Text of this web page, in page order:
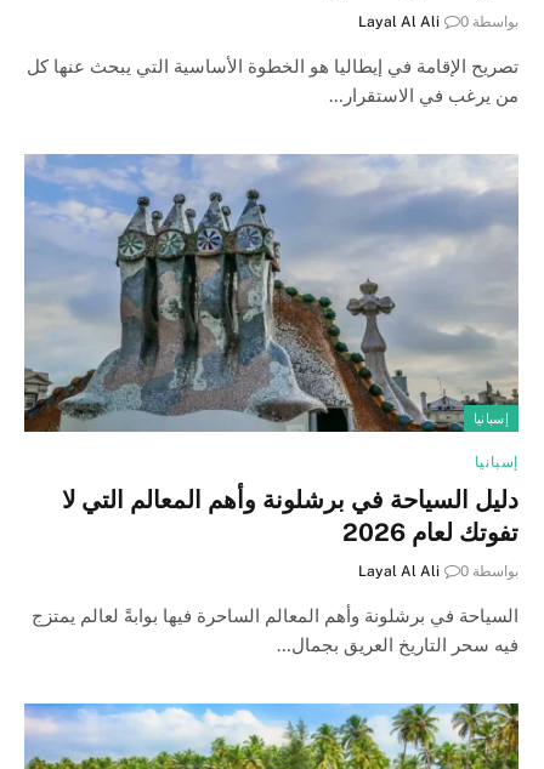
بواسطة Layal Al Ali 0
تصريح الإقامة في إيطاليا هو الخطوة الأساسية التي يبحث عنها كل
من يرغب في الاستقرار…
إسبانيا
إسبانيا
دليل السياحة في برشلونة وأهم المعالم التي لا
تفوتك لعام 2026
بواسطة Layal Al Ali 0
السياحة في برشلونة وأهم المعالم الساحرة فيها بوابةً لعالم يمتزج
فيه سحر التاريخ العريق بجمال…